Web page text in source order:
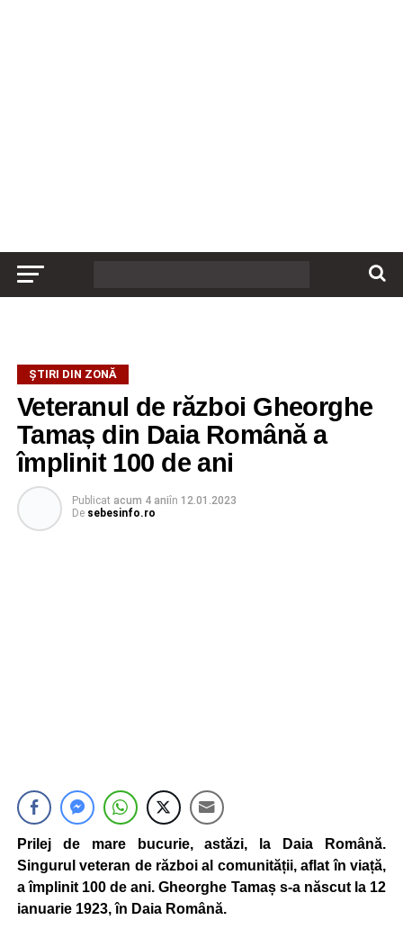
ȘTIRI DIN ZONĂ
Veteranul de război Gheorghe
Tamaș din Daia Română a
împlinit 100 de ani
Publicat acum 4 aniîn 12.01.2023
De sebesinfo.ro
Prilej de mare bucurie, astăzi, la Daia Română.
Singurul veteran de război al comunității, aflat în viață,
a împlinit 100 de ani. Gheorghe Tamaș s-a născut la 12
ianuarie 1923, în Daia Română.